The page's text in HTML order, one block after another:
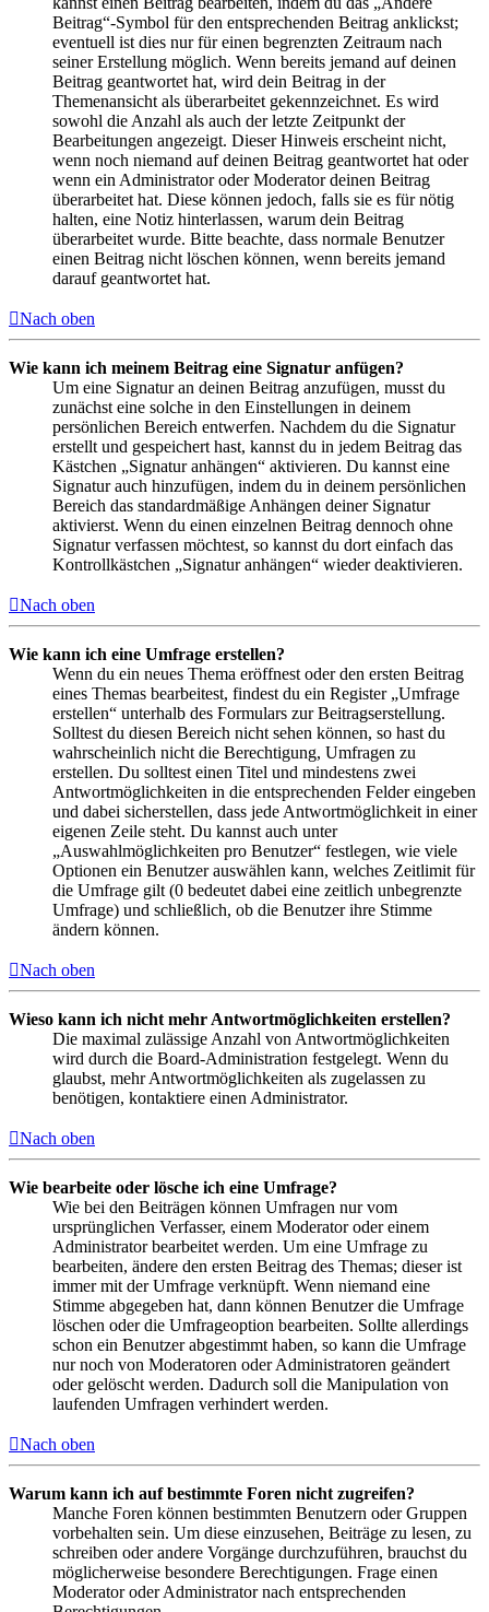
Beitrag“-Symbol für den entsprechenden Beitrag anklickst;
eventuell ist dies nur für einen begrenzten Zeitraum nach
seiner Erstellung möglich. Wenn bereits jemand auf deinen
Beitrag geantwortet hat, wird dein Beitrag in der
Themenansicht als überarbeitet gekennzeichnet. Es wird
sowohl die Anzahl als auch der letzte Zeitpunkt der
Bearbeitungen angezeigt. Dieser Hinweis erscheint nicht,
wenn noch niemand auf deinen Beitrag geantwortet hat oder
wenn ein Administrator oder Moderator deinen Beitrag
überarbeitet hat. Diese können jedoch, falls sie es für nötig
halten, eine Notiz hinterlassen, warum dein Beitrag
überarbeitet wurde. Bitte beachte, dass normale Benutzer
einen Beitrag nicht löschen können, wenn bereits jemand
darauf geantwortet hat.
Nach oben
Wie kann ich meinem Beitrag eine Signatur anfügen?
Um eine Signatur an deinen Beitrag anzufügen, musst du
zunächst eine solche in den Einstellungen in deinem
persönlichen Bereich entwerfen. Nachdem du die Signatur
erstellt und gespeichert hast, kannst du in jedem Beitrag das
Kästchen „Signatur anhängen“ aktivieren. Du kannst eine
Signatur auch hinzufügen, indem du in deinem persönlichen
Bereich das standardmäßige Anhängen deiner Signatur
aktivierst. Wenn du einen einzelnen Beitrag dennoch ohne
Signatur verfassen möchtest, so kannst du dort einfach das
Kontrollkästchen „Signatur anhängen“ wieder deaktivieren.
Nach oben
Wie kann ich eine Umfrage erstellen?
Wenn du ein neues Thema eröffnest oder den ersten Beitrag
eines Themas bearbeitest, findest du ein Register „Umfrage
erstellen“ unterhalb des Formulars zur Beitragserstellung.
Solltest du diesen Bereich nicht sehen können, so hast du
wahrscheinlich nicht die Berechtigung, Umfragen zu
erstellen. Du solltest einen Titel und mindestens zwei
Antwortmöglichkeiten in die entsprechenden Felder eingeben
und dabei sicherstellen, dass jede Antwortmöglichkeit in einer
eigenen Zeile steht. Du kannst auch unter
„Auswahlmöglichkeiten pro Benutzer“ festlegen, wie viele
Optionen ein Benutzer auswählen kann, welches Zeitlimit für
die Umfrage gilt (0 bedeutet dabei eine zeitlich unbegrenzte
Umfrage) und schließlich, ob die Benutzer ihre Stimme
ändern können.
Nach oben
Wieso kann ich nicht mehr Antwortmöglichkeiten erstellen?
Die maximal zulässige Anzahl von Antwortmöglichkeiten
wird durch die Board-Administration festgelegt. Wenn du
glaubst, mehr Antwortmöglichkeiten als zugelassen zu
benötigen, kontaktiere einen Administrator.
Nach oben
Wie bearbeite oder lösche ich eine Umfrage?
Wie bei den Beiträgen können Umfragen nur vom
ursprünglichen Verfasser, einem Moderator oder einem
Administrator bearbeitet werden. Um eine Umfrage zu
bearbeiten, ändere den ersten Beitrag des Themas; dieser ist
immer mit der Umfrage verknüpft. Wenn niemand eine
Stimme abgegeben hat, dann können Benutzer die Umfrage
löschen oder die Umfrageoption bearbeiten. Sollte allerdings
schon ein Benutzer abgestimmt haben, so kann die Umfrage
nur noch von Moderatoren oder Administratoren geändert
oder gelöscht werden. Dadurch soll die Manipulation von
laufenden Umfragen verhindert werden.
Nach oben
Warum kann ich auf bestimmte Foren nicht zugreifen?
Manche Foren können bestimmten Benutzern oder Gruppen
vorbehalten sein. Um diese einzusehen, Beiträge zu lesen, zu
schreiben oder andere Vorgänge durchzuführen, brauchst du
möglicherweise besondere Berechtigungen. Frage einen
Moderator oder Administrator nach entsprechenden